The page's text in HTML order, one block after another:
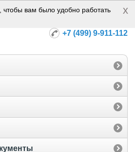
Норма-112
+7 (499) 9-911-112
вам было удобно работать
x